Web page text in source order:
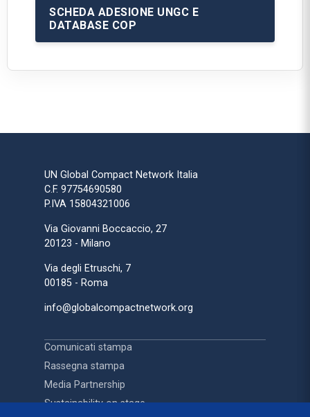
SCHEDA ADESIONE UNGC E
DATABASE COP
UN Global Compact Network Italia
C.F. 97754690580
P.IVA 15804321006
Via Giovanni Boccaccio, 27
20123 - Milano
Via degli Etruschi, 7
00185 - Roma
info@globalcompactnetwork.org
Comunicati stampa
Rassegna stampa
Media Partnership
Sustainability on stage